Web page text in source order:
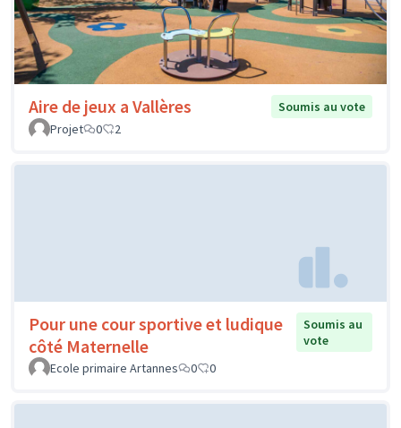
Aire de jeux a Vallères
Soumis au vote
Projet
0 2
Pour une cour sportive et ludique
côté Maternelle
Soumis au
vote
Ecole primaire Artannes
0 0